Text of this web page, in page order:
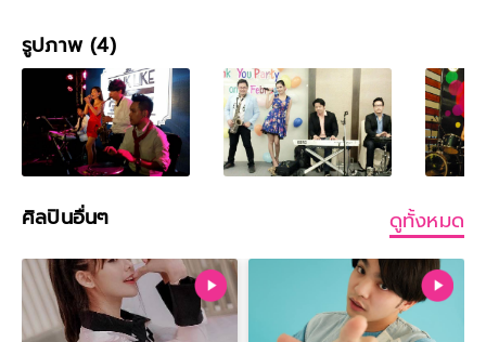
รูปภาพ (4)
ศิลปินอื่นๆ ดูทั้งหมด